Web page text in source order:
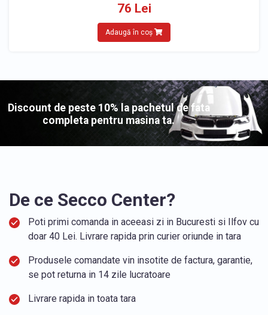
76 Lei
Adaugă în coș
Discount de peste 10% la pachetul de fata
completa pentru masina ta.
De ce Secco Center?
Poti primi comanda in aceeasi zi in Bucuresti si Ilfov cu
doar 40 Lei. Livrare rapida prin curier oriunde in tara
Produsele comandate vin insotite de factura, garantie,
se pot returna in 14 zile lucratoare
Livrare rapida in toata tara